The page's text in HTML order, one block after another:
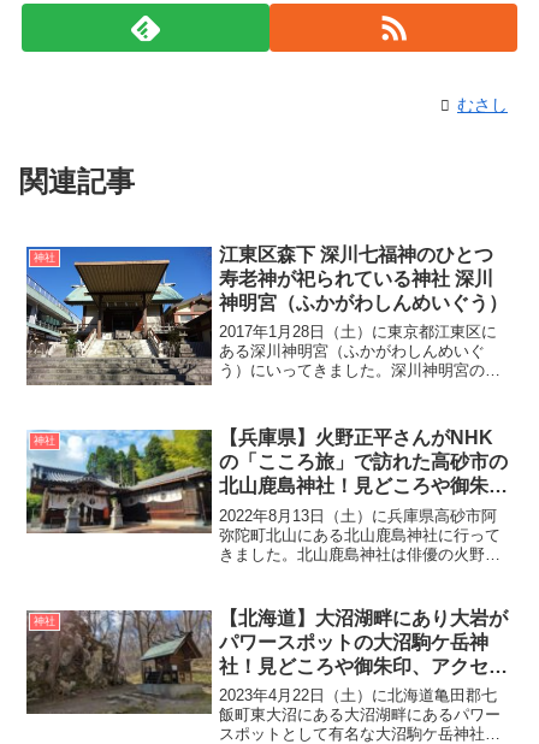
むさし
関連記事
神社
江東区森下 深川七福神のひとつ
寿老神が祀られている神社 深川
神明宮（ふかがわしんめいぐう）
2017年1月28日（土）に東京都江東区に
ある深川神明宮（ふかがわしんめいぐ
う）にいってきました。深川神明宮の始
様を敬う為に屋敷に小さな祠を立て、崇
敬する伊勢神...
神社
【兵庫県】火野正平さんがNHK
の「こころ旅」で訪れた高砂市の
北山鹿島神社！見どころや御朱
印、アクセス・無料駐車場をご紹
介
2022年8月13日（土）に兵庫県高砂市阿
弥陀町北山にある北山鹿島神社に行って
きました。北山鹿島神社は俳優の火野正
時代初期の正保2年（1645年）頃、冨部村
の開拓者・...
神社
【北海道】大沼湖畔にあり大岩が
パワースポットの大沼駒ケ岳神
社！見どころや御朱印、アクセ
ス・無料駐車場をご紹介
2023年4月22日（土）に北海道亀田郡七
飯町東大沼にある大沼湖畔にあるパワー
スポットとして有名な大沼駒ケ岳神社に